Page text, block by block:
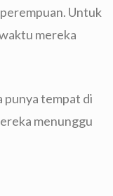
Untuk
mereka
punya tempat di
menunggu